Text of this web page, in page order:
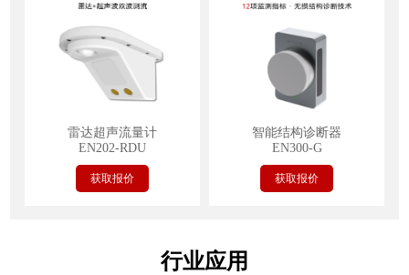
雷达超声流量计
EN202-RDU
获取报价
智能结构诊断器
EN300-G
获取报价
行业应用